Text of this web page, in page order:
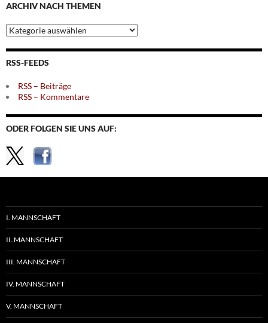
ARCHIV NACH THEMEN
Archiv
nach
Themen
RSS-FEEDS
RSS – Beiträge
RSS – Kommentare
ODER FOLGEN SIE UNS AUF:
I. MANNSCHAFT
II. MANNSCHAFT
III. MANNSCHAFT
IV. MANNSCHAFT
V. MANNSCHAFT